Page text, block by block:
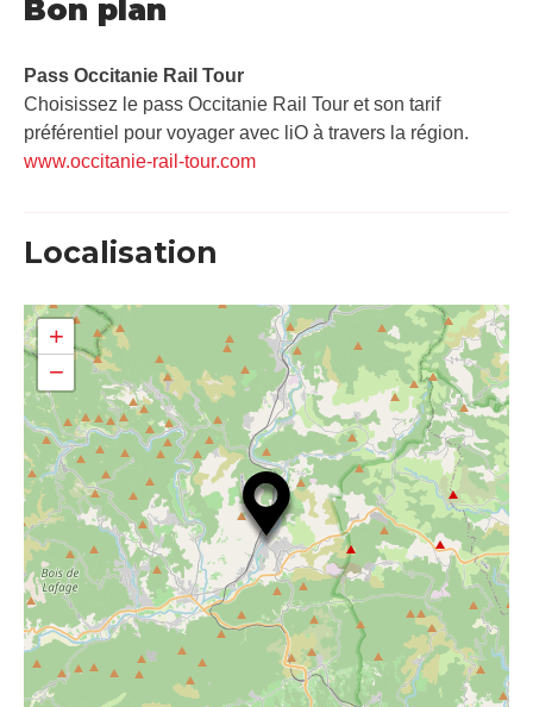
Bon plan
Pass Occitanie Rail Tour​
Choisissez le pass Occitanie Rail Tour et son tarif
préférentiel pour voyager avec liO à travers la région.
www.occitanie-rail-tour.com
Localisation
+
−